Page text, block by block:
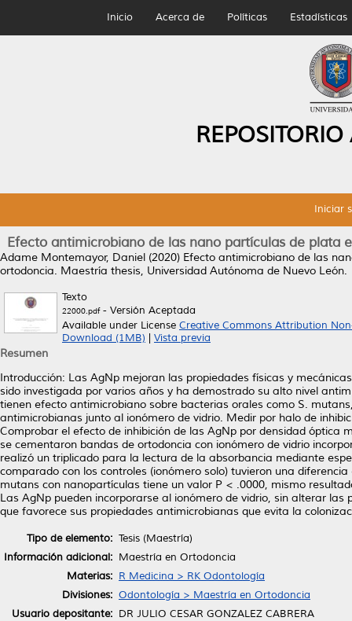
Inicio Acerca de Políticas Estadísticas
Iniciar
Efecto antimicrobiano de las nano partículas de
Adame Montemayor, Daniel (2020) Efecto antimicrobiano de las
ortodoncia. Maestría thesis, Universidad Autónoma de Nuevo León.
Texto
22000.pdf- Versión Aceptada
Available under License Creative Commons Attribution
Download (1MB)
Vista previa
Resumen
Introducción: Las AgNp mejoran las propiedades físicas y
sido investigada por varios años y ha demostrado su alto nivel
tienen efecto antimicrobiano sobre bacterias orales como S.
antimicrobianas junto al ionómero de vidrio. Medir por halo de
Comprobar el efecto de inhibición de las AgNp por densidad
se cementaron bandas de ortodoncia con ionómero de vidrio
realizó un triplicado para la lectura de la absorbancia mediante
comparado con los controles (ionómero solo) tuvieron una
mutans con nanopartículas tiene un valor P < .0000, mismo
Las AgNp pueden incorporarse al ionómero de vidrio, sin alterar
que favorece sus propiedades antimicrobianas que evita la
Tipo de elemento: Tesis (Maestría)
Información adicional: Maestría en Ortodoncia
Materias: R Medicina > RK Odontología
Divisiones: Odontología > Maestría en Ortodoncia
Usuario depositante: DR JULIO CESAR GONZALEZ CABRERA